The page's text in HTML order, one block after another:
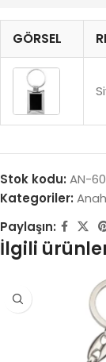
GÖRSEL
Stok kodu: AN-
Kategoriler:
Paylaşın:
İlgili